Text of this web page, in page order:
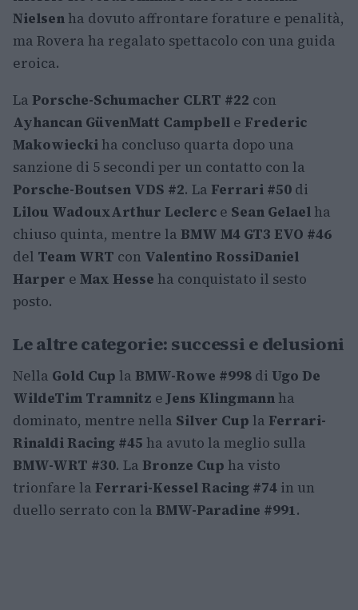
Nielsen ha dovuto affrontare forature e penalità,
ma Rovera ha regalato spettacolo con una guida
eroica.
La Porsche-Schumacher CLRT #22 con
Ayhancan GüvenMatt Campbell e Frederic
Makowiecki ha concluso quarta dopo una
sanzione di 5 secondi per un contatto con la
Porsche-Boutsen VDS #2. La Ferrari #50 di
Lilou WadouxArthur Leclerc e Sean Gelael ha
chiuso quinta, mentre la BMW M4 GT3 EVO #46
del Team WRT con Valentino RossiDaniel
Harper e Max Hesse ha conquistato il sesto
posto.
Le altre categorie: successi e delusioni
Nella Gold Cup la BMW-Rowe #998 di Ugo De
WildeTim Tramnitz eJens Klingmann ha
dominato, mentre nella Silver Cup la Ferrari-
Rinaldi Racing #45 ha avuto la meglio sulla
BMW-WRT #30. La Bronze Cup ha visto
trionfare la Ferrari-Kessel Racing #74 in un
duello serrato con la BMW-Paradine #991.